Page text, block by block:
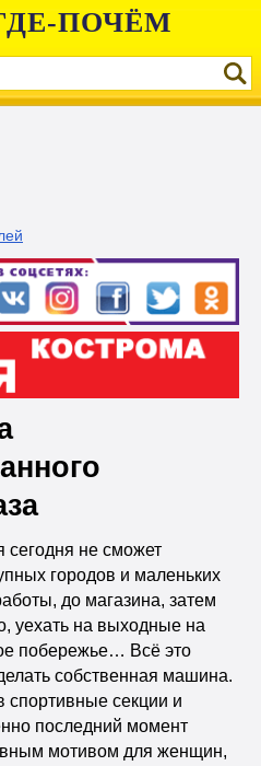
ПОЧЁМ
сегодня не сможет
городов и маленьких
до магазина, затем
уехать на выходные на
побережье… Всё это
собственная машина.
спортивные секции и
последний момент
мотивом для женщин,